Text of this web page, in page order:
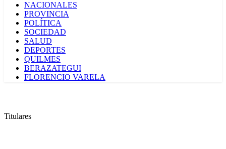
NACIONALES
PROVINCIA
POLÍTICA
SOCIEDAD
SALUD
DEPORTES
QUILMES
BERAZATEGUI
FLORENCIO VARELA
Titulares